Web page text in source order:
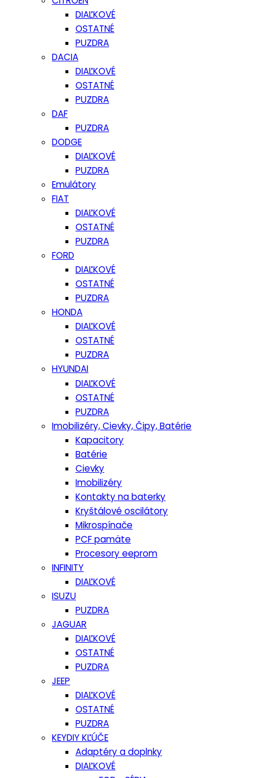
DIAĽKOVÉ
OSTATNÉ
PUZDRA
DACIA
DIAĽKOVÉ
OSTATNÉ
PUZDRA
DAF
PUZDRA
DODGE
DIAĽKOVÉ
PUZDRA
Emulátory
FIAT
DIAĽKOVÉ
OSTATNÉ
PUZDRA
FORD
DIAĽKOVÉ
OSTATNÉ
PUZDRA
HONDA
DIAĽKOVÉ
OSTATNÉ
PUZDRA
HYUNDAI
DIAĽKOVÉ
OSTATNÉ
PUZDRA
Imobilizéry, Cievky, Čipy, Batérie
Kapacitory
Batérie
Cievky
Imobilizéry
Kontakty na baterky
Kryštálové oscilátory
Mikrospínače
PCF pamäte
Procesory eeprom
INFINITY
DIAĽKOVÉ
ISUZU
PUZDRA
JAGUAR
DIAĽKOVÉ
OSTATNÉ
PUZDRA
JEEP
DIAĽKOVÉ
OSTATNÉ
PUZDRA
KEYDIY KĽÚČE
Adaptéry a doplnky
DIAĽKOVÉ